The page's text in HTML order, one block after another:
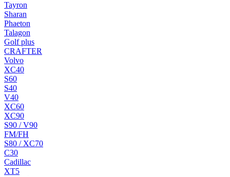
Tayron
Sharan
Phaeton
Talagon
Golf plus
CRAFTER
Volvo
XC40
S60
S40
V40
XC60
XC90
S90 / V90
FM/FH
S80 / XC70
C30
Cadillac
XT5